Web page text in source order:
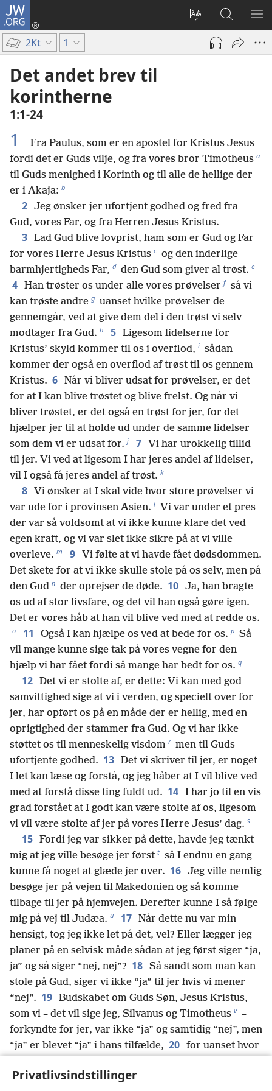
Privatlivsindstillinger
JW.ORG
Vælg
sprog
Log
på
(åbner
Søg
på
JW.ORG
VIS
2Kt 1
Det andet brev til
korintherne
1:1-24
1
Fra Paulus, som er en apostel for Kristus Jesus
fordi det er Guds vilje, og fra vores bror Timotheus a
til Guds menighed i Korinth og til alle de hellige der
er i Akaja: b
2 Jeg ønsker jer ufortjent godhed og fred fra
Gud, vores Far, og fra Herren Jesus Kristus.
3 Lad Gud blive lovprist, ham som er Gud og Far
for vores Herre Jesus Kristus c og den inderlige
barmhjertigheds Far, d den Gud som giver al trøst. e
4 Han trøster os under alle vores prøvelser f så vi
kan trøste andre g uanset hvilke prøvelser de
gennemgår, ved at give dem del i den trøst vi selv
modtager fra Gud. h 5 Ligesom lidelserne for
Kristus’ skyld kommer til os i overflod, i sådan
kommer der også en overflod af trøst til os gennem
Kristus. 6 Når vi bliver udsat for prøvelser, er det
for at I kan blive trøstet og blive frelst. Og når vi
bliver trøstet, er det også en trøst for jer, for det
hjælper jer til at holde ud under de samme lidelser
som dem vi er udsat for. j 7 Vi har urokkelig tillid
til jer. Vi ved at ligesom I har jeres andel af lidelser,
vil I også få jeres andel af trøst. k
8 Vi ønsker at I skal vide hvor store prøvelser vi
var ude for i provinsen Asien. l Vi var under et pres
der var så voldsomt at vi ikke kunne klare det ved
egen kraft, og vi var slet ikke sikre på at vi ville
overleve. m 9 Vi følte at vi havde fået dødsdommen.
Det skete for at vi ikke skulle stole på os selv, men på
den Gud n der oprejser de døde. 10 Ja, han bragte
os ud af stor livsfare, og det vil han også gøre igen.
Det er vores håb at han vil blive ved med at redde os.
o 11 Også I kan hjælpe os ved at bede for os. p Så
vil mange kunne sige tak på vores vegne for den
hjælp vi har fået fordi så mange har bedt for os. q
12 Det vi er stolte af, er dette: Vi kan med god
samvittighed sige at vi i verden, og specielt over for
jer, har opført os på en måde der er hellig, med en
oprigtighed der stammer fra Gud. Og vi har ikke
støttet os til menneskelig visdom r men til Guds
ufortjente godhed. 13 Det vi skriver til jer, er noget
I let kan læse og forstå, og jeg håber at I vil blive ved
med at forstå disse ting fuldt ud. 14 I har jo til en vis
grad forstået at I godt kan være stolte af os, ligesom
vi vil være stolte af jer på vores Herre Jesus’ dag. s
15 Fordi jeg var sikker på dette, havde jeg tænkt
mig at jeg ville besøge jer først t så I endnu en gang
kunne få noget at glæde jer over. 16 Jeg ville nemlig
besøge jer på vejen til Makedonien og så komme
tilbage til jer på hjemvejen. Derefter kunne I så følge
mig på vej til Judæa. u 17 Når dette nu var min
hensigt, tog jeg ikke let på det, vel? Eller lægger jeg
planer på en selvisk måde sådan at jeg først siger “ja,
ja” og så siger “nej, nej”? 18 Så sandt som man kan
stole på Gud, siger vi ikke “ja” til jer hvis vi mener
“nej”. 19 Budskabet om Guds Søn, Jesus Kristus,
som vi – det vil sige jeg, Silvanus og Timotheus v –
forkyndte for jer, var ikke “ja” og samtidig “nej”, men
“ja” er blevet “ja” i hans tilfælde, 20 for uanset hvor
gennem ham. w Derfor siger vi også “amen” til Gud